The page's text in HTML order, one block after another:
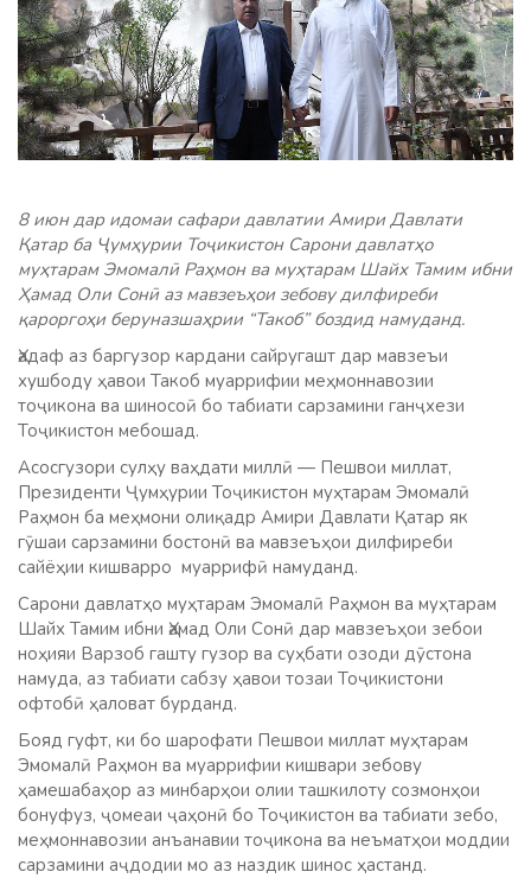
8 июн дар идомаи сафари давлатии Амири Давлати
Қатар ба Ҷумҳурии Тоҷикистон Сарони давлатҳо
муҳтарам Эмомалӣ Раҳмон ва муҳтарам Шайх Тамим ибни
Ҳамад Оли Сонӣ аз мавзеъҳои зебову дилфиреби
қароргоҳи беруназшаҳрии “Такоб” боздид намуданд.
Ҳадаф аз баргузор кардани сайругашт дар мавзеъи
хушбоду ҳавои Такоб муаррифии меҳмоннавозии
тоҷикона ва шиносоӣ бо табиати сарзамини ганҷхези
Тоҷикистон мебошад.
Асосгузори сулҳу ваҳдати миллӣ — Пешвои миллат,
Президенти Ҷумҳурии Тоҷикистон муҳтарам Эмомалӣ
Раҳмон ба меҳмони олиқадр Амири Давлати Қатар як
гӯшаи сарзамини бостонӣ ва мавзеъҳои дилфиреби
сайёҳии кишварро муаррифӣ намуданд.
Сарони давлатҳо муҳтарам Эмомалӣ Раҳмон ва муҳтарам
Шайх Тамим ибни Ҳамад Оли Сонӣ дар мавзеъҳои зебои
ноҳияи Варзоб гашту гузор ва суҳбати озоди дӯстона
намуда, аз табиати сабзу ҳавои тозаи Тоҷикистони
офтобӣ ҳаловат бурданд.
Бояд гуфт, ки бо шарофати Пешвои миллат муҳтарам
Эмомалӣ Раҳмон ва муаррифии кишвари зебову
ҳамешабаҳор аз минбарҳои олии ташкилоту созмонҳои
бонуфуз, ҷомеаи ҷаҳонӣ бо Тоҷикистон ва табиати зебо,
меҳмоннавозии анъанавии тоҷикона ва неъматҳои моддии
сарзамини аҷдодии мо аз наздик шинос ҳастанд.